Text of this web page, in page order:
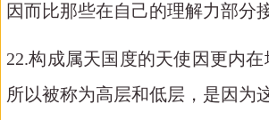
因而比那些在自己的理解力部分
22.构成属天国度的天使因更内
所以被称为高层和低层，是因为